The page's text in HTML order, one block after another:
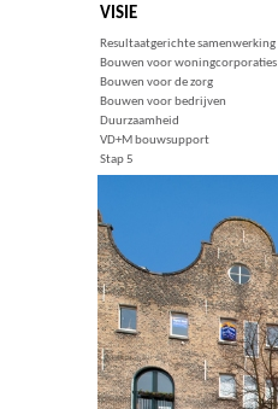
VISIE
Resultaatgerichte samenwerking
Bouwen voor woningcorporaties
Bouwen voor de zorg
Bouwen voor bedrijven
Duurzaamheid
VD+M bouwsupport
Stap 5